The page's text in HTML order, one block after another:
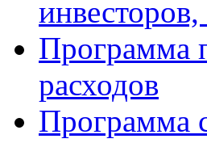
Программа
расходов
Программа